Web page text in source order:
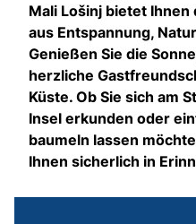
Mali Lošinj bietet
aus Entspannung,
Genießen Sie die
herzliche
Küste. Ob Sie sich am
Insel erkunden oder
baumeln lassen
Ihnen sicherlich in